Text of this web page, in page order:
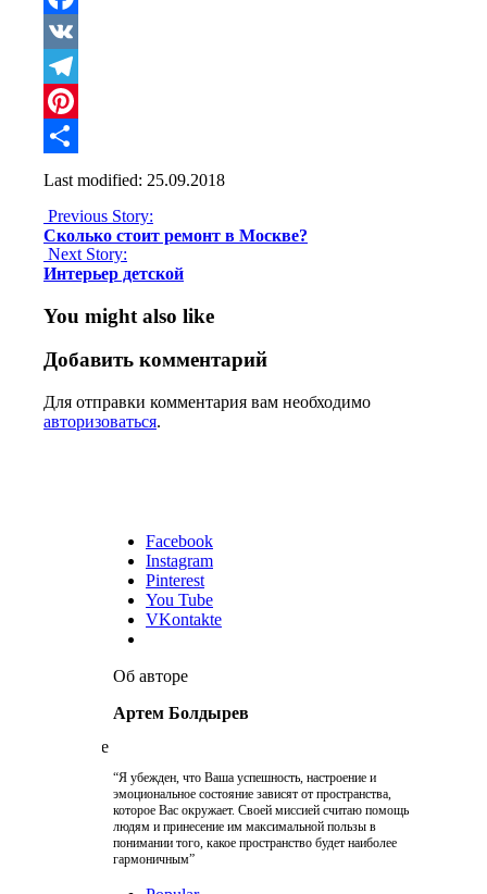
Facebook
VK
Telegram
Pinterest
Отправить
Last modified: 25.09.2018
Previous Story:
Сколько стоит ремонт в Москве?
Next Story:
Интерьер детской
You might also like
Добавить комментарий
Для отправки комментария вам необходимо
авторизоваться.
Facebook
Instagram
Pinterest
You Tube
VKontakte
Об авторе
Артем Болдырев
“Я убежден, что Ваша успешность, настроение и
эмоциональное состояние зависят от пространства,
которое Вас окружает. Своей миссией считаю помощь
людям и принесение им максимальной пользы в
понимании того, какое пространство будет наиболее
гармоничным”